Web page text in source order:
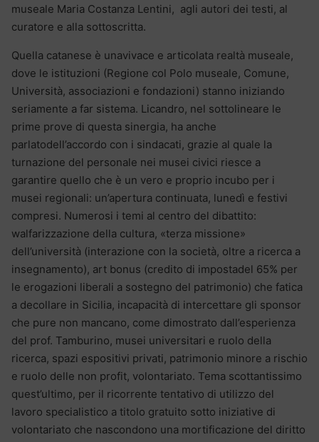
museale Maria Costanza Lentini, agli autori dei testi, al
curatore e alla sottoscritta.
Quella catanese è unavivace e articolata realtà museale,
dove le istituzioni (Regione col Polo museale, Comune,
Università, associazioni e fondazioni) stanno iniziando
seriamente a far sistema. Licandro, nel sottolineare le
prime prove di questa sinergia, ha anche
parlatodell’accordo con i sindacati, grazie al quale la
turnazione del personale nei musei civici riesce a
garantire quello che è un vero e proprio incubo per i
musei regionali: un’apertura continuata, lunedì e festivi
compresi. Numerosi i temi al centro del dibattito:
walfarizzazione della cultura, «terza missione»
dell’università (interazione con la società, oltre a ricerca a
insegnamento), art bonus (credito di impostadel 65% per
le erogazioni liberali a sostegno del patrimonio) che fatica
a decollare in Sicilia, incapacità di intercettare gli sponsor
che pure non mancano, come dimostrato dall’esperienza
del prof. Tamburino, musei universitari e ruolo della
ricerca, spazi espositivi privati, patrimonio minore a rischio
e ruolo delle non profit, volontariato. Tema scottantissimo
quest’ultimo, per il ricorrente tentativo di utilizzo del
lavoro specialistico a titolo gratuito sotto iniziative di
volontariato che nascondono una mortificazione del diritto